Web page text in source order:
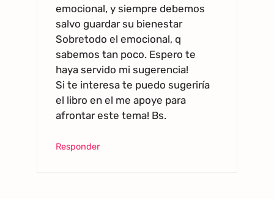
emocional, y siempre debemos
salvo guardar su bienestar
Sobretodo el emocional, q
sabemos tan poco. Espero te
haya servido mi sugerencia!
Si te interesa te puedo sugeriría
el libro en el me apoye para
afrontar este tema! Bs.
Responder